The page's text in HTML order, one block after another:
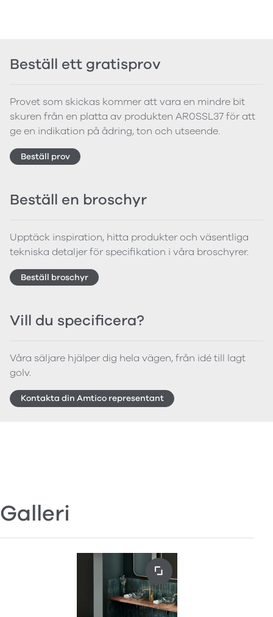
Beställ ett gratisprov
Provet som skickas kommer att vara en mindre bit
skuren från en platta av produkten AR0SSL37 för att
ge en indikation på ådring, ton och utseende.
Beställ prov
Beställ en broschyr
Upptäck inspiration, hitta produkter och väsentliga
tekniska detaljer för specifikation i våra broschyrer.
Beställ broschyr
Vill du specificera?
Våra säljare hjälper dig hela vägen, från idé till lagt
golv.
Kontakta din Amtico representant
Galleri